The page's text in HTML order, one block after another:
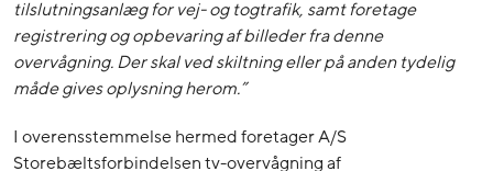
tilslutningsanlæg for vej- og togtrafik, samt foretage
registrering og opbevaring af billeder fra denne
overvågning. Der skal ved skiltning eller på anden tydelig
måde gives oplysning herom.”
I overensstemmelse hermed foretager A/S
Storebæltsforbindelsen tv-overvågning af